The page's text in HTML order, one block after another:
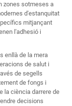
zones sotmeses a
d'estanquitat
mitjançant
l'adhesió i
enllà de la mera
de salut i
de segells
de fongs i
la ciència darrere de
decisions